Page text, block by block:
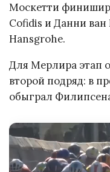
Москетти
Cofidis и Данни
Hansgrohe.
Для Мерлира этап
второй подряд: в
обыграл